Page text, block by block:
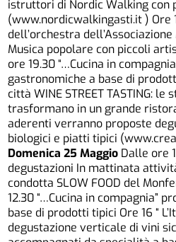
istruttori di Nordic Walking con
(www.nordicwalkingasti.it ) Ore
dell’orchestra
Musica popolare con piccoli
ore 19.30 “…Cucina in
gastronomiche a base di
città WINE STREET TASTING:
trasformano in un grande
aderenti verranno proposte
biologici e piatti tipici
Domenica 25 Maggio Dalle ore
degustazioni In mattinata
condotta SLOW FOOD del
12.30 “…Cucina in compagnia”
base di prodotti tipici Ore 16 “
degustazione verticale di vini